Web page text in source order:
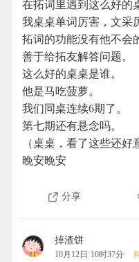
在拓词里遇到这么好的
我桌桌单词厉害，文采
拓词的功能没有他不会
善于给拓友解答问题。
这么好的桌桌是谁。
他是马吃菠萝。
我们同桌连续6期了。
第七期还有悬念吗。
（桌桌，看了这些还好
晚安晚安
分享
掉渣饼
10月12日 10时37分